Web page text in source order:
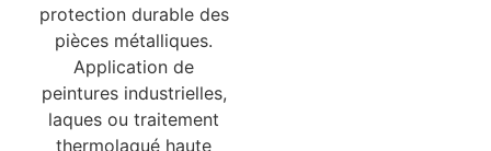
protection durable des
pièces métalliques.
Application de
peintures industrielles,
laques ou traitement
thermolaqué haute